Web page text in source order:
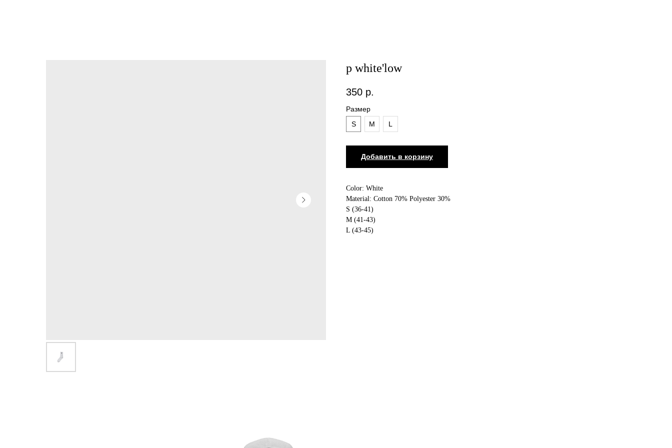
p white'low
350 р.
Размер
S
M L
Добавить в корзину
Color: White
Material: Cotton 70% Polyester 30%
S (36-41)
M (41-43)
L (43-45)